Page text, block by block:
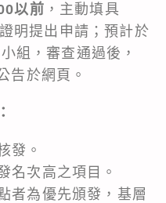
以前 ，主動填具
明提出申請；預計於
組，審查通過後，
告於網頁。
發。
名次高之項目。
者為優先頒發，基層